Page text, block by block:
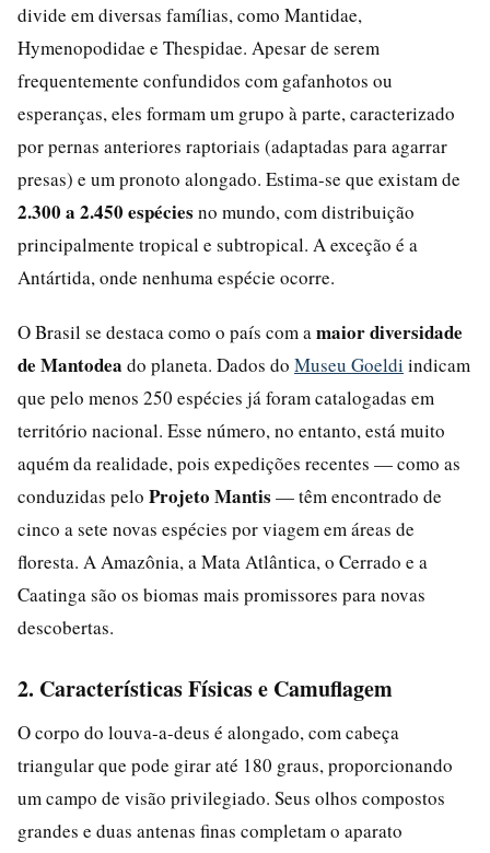
divide em diversas famílias, como Mantidae,
Hymenopodidae e Thespidae. Apesar de serem
frequentemente confundidos com gafanhotos ou
esperanças, eles formam um grupo à parte, caracterizado
por pernas anteriores raptoriais (adaptadas para agarrar
presas) e um pronoto alongado. Estima-se que existam de
2.300 a 2.450 espécies no mundo, com distribuição
principalmente tropical e subtropical. A exceção é a
Antártida, onde nenhuma espécie ocorre.
O Brasil se destaca como o país com a maior diversidade
de Mantodea do planeta. Dados do Museu Goeldi indicam
que pelo menos 250 espécies já foram catalogadas em
território nacional. Esse número, no entanto, está muito
aquém da realidade, pois expedições recentes — como as
conduzidas pelo Projeto Mantis — têm encontrado de
cinco a sete novas espécies por viagem em áreas de
floresta. A Amazônia, a Mata Atlântica, o Cerrado e a
Caatinga são os biomas mais promissores para novas
descobertas.
2. Características Físicas e Camuflagem
O corpo do louva-a-deus é alongado, com cabeça
triangular que pode girar até 180 graus, proporcionando
um campo de visão privilegiado. Seus olhos compostos
grandes e duas antenas finas completam o aparato